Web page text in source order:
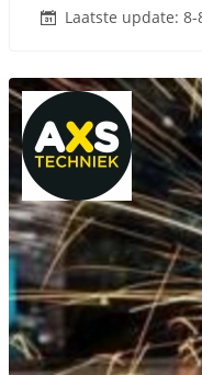
Laatste update: 8-